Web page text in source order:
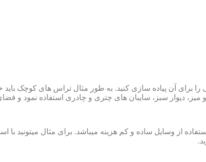
را برای آن پیاده سازی کنید. به طور مثال تراس­ های کوچک
و میز، دیوار سبز، سایبان های چتری و چادری استفاده نمود و
از وسایل ساده و کم هزینه می­باشد. برای مثال میتونید با